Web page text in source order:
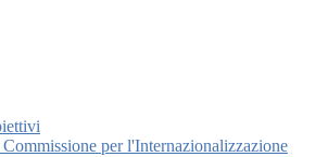
per l'Internazionalizzazione